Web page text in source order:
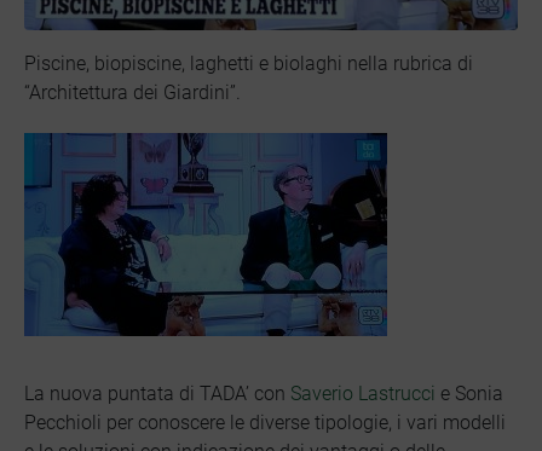
Piscine, biopiscine, laghetti e biolaghi nella rubrica di
“Architettura dei Giardini”.
La nuova puntata di TADA’ con Saverio Lastrucci e Sonia
Pecchioli per conoscere le diverse tipologie, i vari modelli